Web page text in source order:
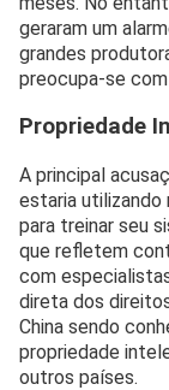
geraram um
grandes
preocupa-se
Propriedade
A principal
estaria
para treinar seu
que refletem
com
direta dos
China sendo
propriedade
outros países.